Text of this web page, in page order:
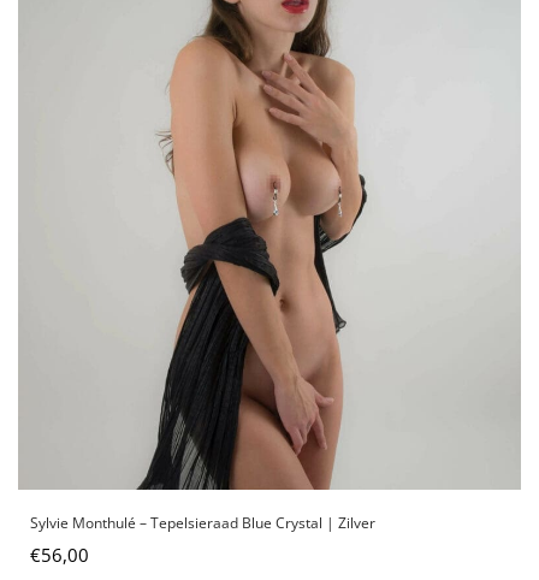
Sylvie Monthulé – Tepelsieraad Blue Crystal | Zilver
€56,00